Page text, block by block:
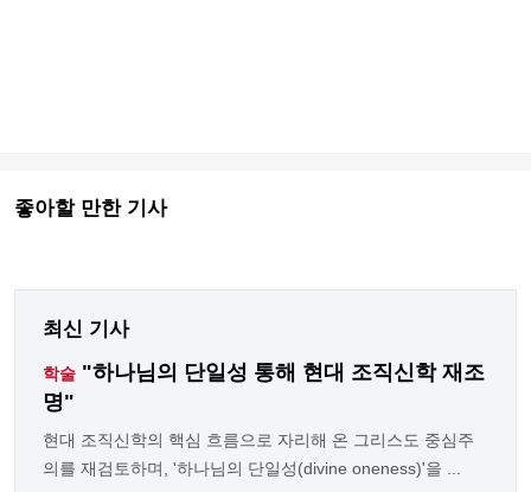
좋아할 만한 기사
최신 기사
학술 "하나님의 단일성 통해 현대 조직신학 재조
명"
현대 조직신학의 핵심 흐름으로 자리해 온 그리스도 중심주
의를 재검토하며, '하나님의 단일성(divine oneness)'을 ...